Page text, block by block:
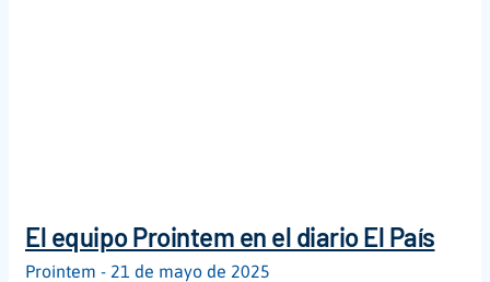
El equipo Prointem en el diario El País
Prointem
21 de mayo de 2025